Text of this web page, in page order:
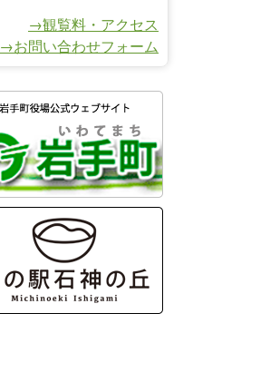
→観覧料・アクセス
→お問い合わせフォーム